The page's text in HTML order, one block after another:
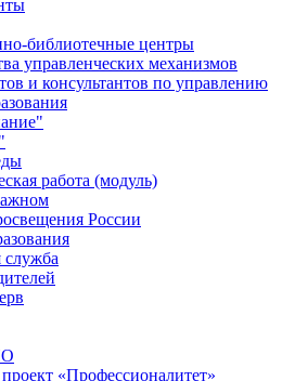
библиотечные центры
управленческих механизмов
и консультантов по управлению
работа (модуль)
России
служба
«Профессионалитет»